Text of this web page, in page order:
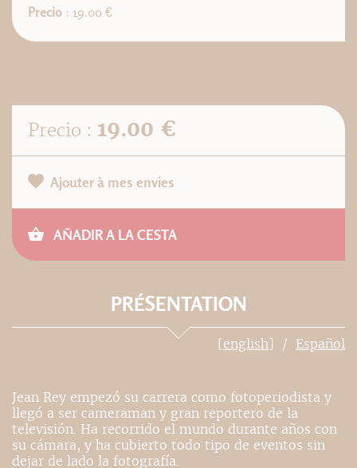
Precio : 19.00 €
Precio : 19.00 €
Ajouter à mes envies
AÑADIR A LA CESTA
PRÉSENTATION
[english] Español
Jean Rey empezó su carrera como fotoperiodista y
llegó a ser cameraman y gran reportero de la
televisión. Ha recorrido el mundo durante años con
su cámara, y ha cubierto todo tipo de eventos sin
dejar de lado la fotografía.